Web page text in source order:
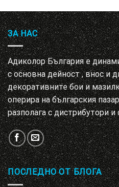
ЗА НАС
Адиколор България е
с основна дейност , внос и
декоративните бои и
оперира на българския
разполага с дистрибутори
ПОСЛЕДНО ОТ БЛОГА